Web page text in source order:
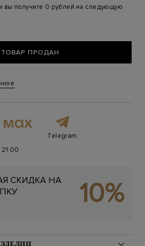
вы получите 0 рублей на следующую
ТОВАР ПРОДАН
Telegram
СКИДКА НА
10%